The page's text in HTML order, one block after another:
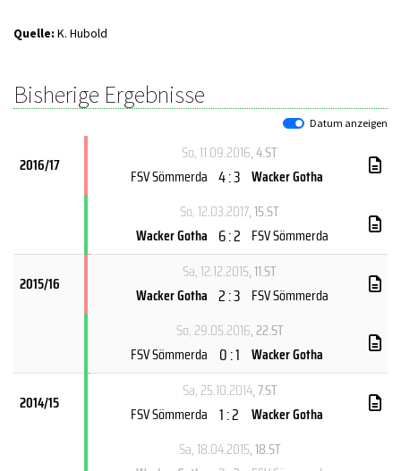
Quelle: K. Hubold
Bisherige Ergebnisse
Datum anzeigen
2016/17
So, 11.09.2016, 4.ST
FSV Sömmerda 4 : 3 Wacker Gotha
So, 12.03.2017, 15.ST
Wacker Gotha 6 : 2 FSV Sömmerda
2015/16
Sa, 12.12.2015, 11.ST
Wacker Gotha 2 : 3 FSV Sömmerda
So, 29.05.2016, 22.ST
FSV Sömmerda 0 : 1 Wacker Gotha
2014/15
Sa, 25.10.2014, 7.ST
FSV Sömmerda 1 : 2 Wacker Gotha
Sa, 18.04.2015, 18.ST